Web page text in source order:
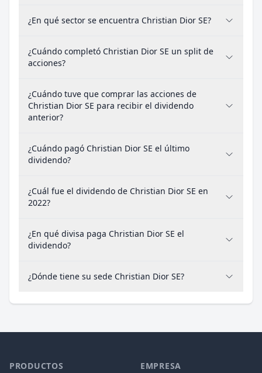
¿En qué sector se encuentra Christian Dior SE?
¿Cuándo completó Christian Dior SE un split de
acciones?
¿Cuándo tuve que comprar las acciones de
Christian Dior SE para recibir el dividendo
anterior?
¿Cuándo pagó Christian Dior SE el último
dividendo?
¿Cuál fue el dividendo de Christian Dior SE en
2022?
¿En qué divisa paga Christian Dior SE el
dividendo?
¿Dónde tiene su sede Christian Dior SE?
PRODUCTOS EMPRESA